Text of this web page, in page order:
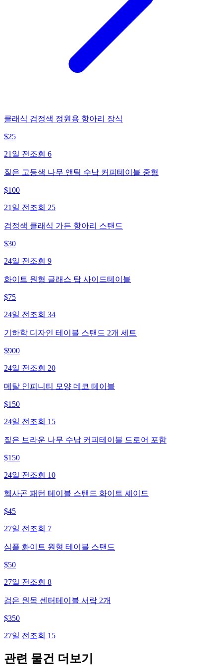
클래식 검정색 정원용 항아리 장식
$25
21일 전 조회 6
짙은 고등색 나무 앤틱 수납 커피테이블 중형
$100
21일 전 조회 25
검정색 클래식 가든 항아리 스탠드
$30
24일 전 조회 9
화이트 원형 글래스 탑 사이드테이블
$75
24일 전 조회 34
기하학 디자인 테이블 스탠드 2개 세트
$900
24일 전 조회 20
메탈 인피니티 모양 데코 테이블
$150
24일 전 조회 15
짙은 브라운 나무 수납 커피테이블 드로어 포함
$150
24일 전 조회 10
헥사곤 패턴 테이블 스탠드 화이트 셰이드
$45
27일 전 조회 7
심플 화이트 원형 테이블 스탠드
$50
27일 전 조회 8
검은 원목 센터테이블 서랍 2개
$350
27일 전 조회 15
관련 물건 더보기